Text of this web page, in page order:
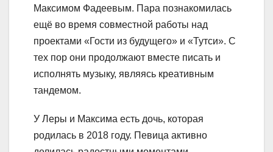
Максимом Фадеевым. Пара познакомилась
ещё во время совместной работы над
проектами «Гости из будущего» и «Тутси». С
тех пор они продолжают вместе писать и
исполнять музыку, являясь креативным
тандемом.
У Леры и Максима есть дочь, которая
родилась в 2018 году. Певица активно